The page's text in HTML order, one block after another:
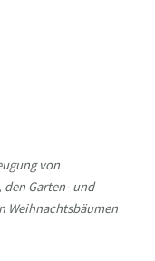
von
Garten- und
Weihnachtsbäumen